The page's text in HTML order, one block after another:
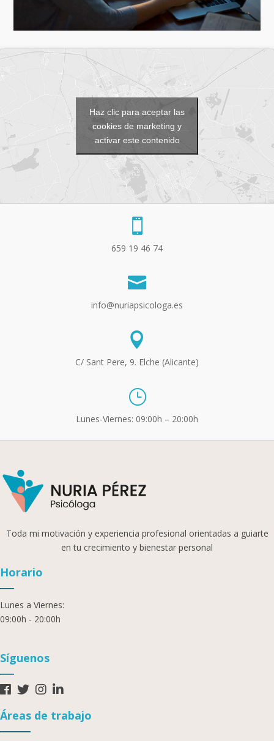
Haz clic para aceptar las
cookies de marketing y
activar este contenido

659 19 46 74

info@nuriapsicologa.es

C/ Sant Pere, 9. Elche (Alicante)
}
Lunes-Viernes: 09:00h – 20:00h
Toda mi motivación y experiencia profesional orientadas a guiarte
en tu crecimiento y bienestar personal
Horario
Lunes a Viernes:
09:00h - 20:00h
Síguenos
Áreas de trabajo